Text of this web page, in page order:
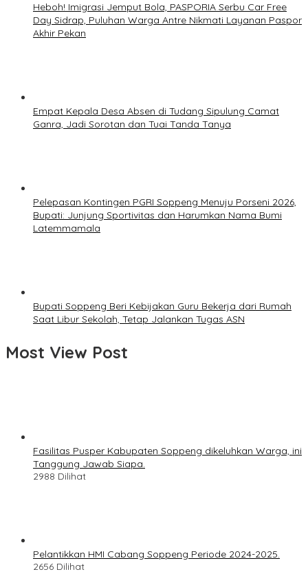
Heboh! Imigrasi Jemput Bola, PASPORIA Serbu Car Free
Day Sidrap, Puluhan Warga Antre Nikmati Layanan Paspor
Akhir Pekan
Empat Kepala Desa Absen di Tudang Sipulung Camat
Ganra, Jadi Sorotan dan Tuai Tanda Tanya
Pelepasan Kontingen PGRI Soppeng Menuju Porseni 2026,
Bupati: Junjung Sportivitas dan Harumkan Nama Bumi
Latemmamala
Bupati Soppeng Beri Kebijakan Guru Bekerja dari Rumah
Saat Libur Sekolah, Tetap Jalankan Tugas ASN
Most View Post
Fasilitas Pusper Kabupaten Soppeng dikeluhkan Warga, ini
Tanggung Jawab Siapa.
2988 Dilihat
Pelantikkan HMI Cabang Soppeng Periode 2024-2025.
2656 Dilihat